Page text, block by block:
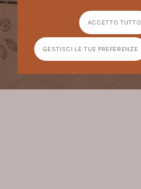
ACCETTO TUTTO
GESTISCI LE TUE PREFERENZE